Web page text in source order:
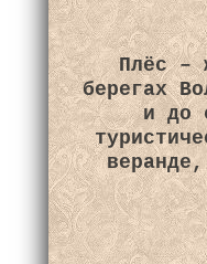
Плёс –
берегах
и до